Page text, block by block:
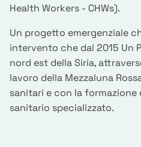
Health Workers - CHWs).
Un progetto emergenziale
intervento che dal 2015 Un
nord est della Siria,
lavoro della Mezzaluna
sanitari e con la formazione
sanitario specializzato.